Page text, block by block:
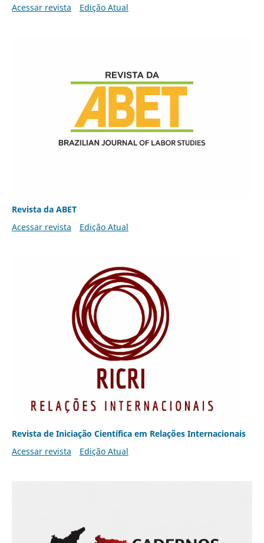
Acessar revista Edição Atual
Revista da ABET
Acessar revista
Edição Atual
Revista de Iniciação Científica em Relações Internacionais
Acessar revista
Edição Atual